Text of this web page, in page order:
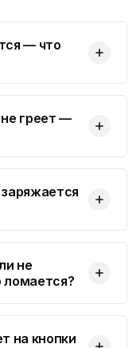
— что
греет —
не
на кнопки